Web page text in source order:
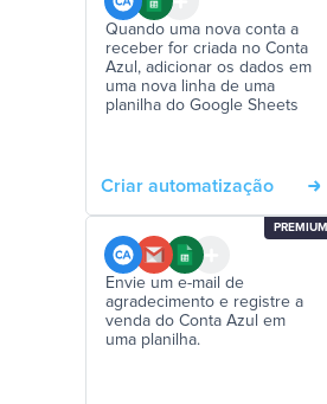
Quando uma nova conta a
receber for criada no Conta
Azul, adicionar os dados em
uma nova linha de uma
planilha do Google Sheets
Criar automatização
PREMIUM
Envie um e-mail de
agradecimento e registre a
venda do Conta Azul em
uma planilha.